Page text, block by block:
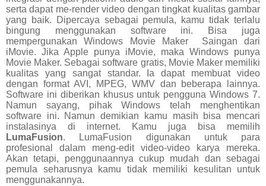
serta dapat me-render video dengan tingkat kualitas gambar
yang baik. Dipercaya sebagai pemula, kamu tidak terlalu
bingung menggunakan software ini. Bisa juga
mempergunakan Windows Movie Maker
Saingan dari
iMovie. Jika Apple punya iMovie, maka Windows punya
Movie Maker. Sebagai software gratis, Movie Maker memiliki
kualitas yang sangat standar. Ia dapat membuat video
dengan format AVI, MPEG, WMV dan beberapa lainnya.
Software ini diberikan khusus untuk pengguna Windows 7.
Namun sayang, pihak Windows telah menghentikan
software ini. Namun demikian kamu masih bisa mencari
instalasinya di internet. Kamu juga bisa memilih
LumaFusion. LumaFusion digunakan untuk para
profesional dalam meng-edit video-video karya mereka.
Akan tetapi, penggunaannya cukup mudah dan sebagai
pemula seharusnya kamu tidak memiliki kesulitan untuk
menggunakannya.